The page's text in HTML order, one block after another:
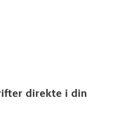
direkte i din